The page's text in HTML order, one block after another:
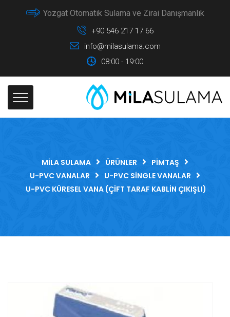
Yozgat Otomatik Sulama ve Zirai Danışmanlık
+90 546 217 17 66
info@milasulama.com
08:00 - 19:00
MILA SULAMA ÜRÜNLER
PIMTAŞ
U-PVC VANALAR
U-PVC SINGLE VANALAR
U-PVC KÜRESEL VANA (ÇIFT TARAF KABLIN ÇIKIŞLI)